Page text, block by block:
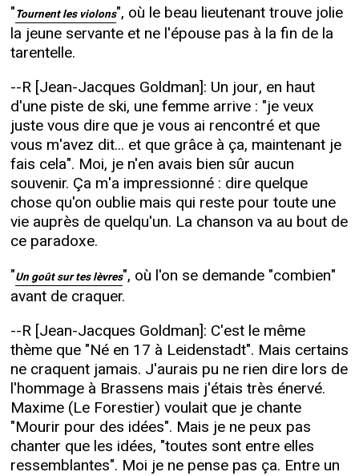
"Tournent les violons", où le beau lieutenant trouve jolie
la jeune servante et ne l'épouse pas à la fin de la
tarentelle.
--R [Jean-Jacques Goldman]: Un jour, en haut
d'une piste de ski, une femme arrive : "je veux
juste vous dire que je vous ai rencontré et que
vous m'avez dit... et que grâce à ça, maintenant je
fais cela". Moi, je n'en avais bien sûr aucun
souvenir. Ça m'a impressionné : dire quelque
chose qu'on oublie mais qui reste pour toute une
vie auprès de quelqu'un. La chanson va au bout de
ce paradoxe.
"Un goût sur tes lèvres", où l'on se demande "combien"
avant de craquer.
--R [Jean-Jacques Goldman]: C'est le même
thème que "Né en 17 à Leidenstadt". Mais certains
ne craquent jamais. J'aurais pu ne rien dire lors de
l'hommage à Brassens mais j'étais très énervé.
Maxime (Le Forestier) voulait que je chante
"Mourir pour des idées". Mais je ne peux pas
chanter que les idées, "toutes sont entre elles
ressemblantes". Moi je ne pense pas ça. Entre un